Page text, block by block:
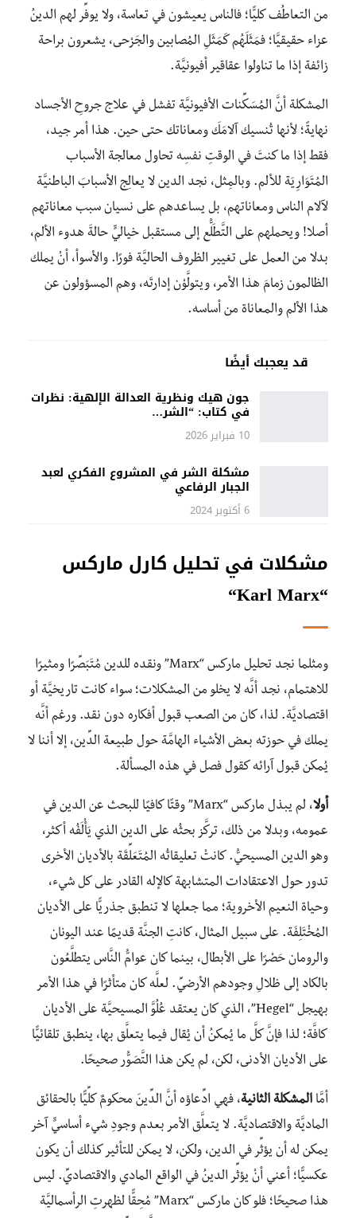
من التعاطُف كليًّا؛ فالناس يعيشون في تعاسة، ولا يوفِّر لهم الدينُ
عزاء حقيقيَّا؛ فمَثَلَهُم كَمَثَلِ المُصابين والجَرْحى، يشعرون براحة
زائفة إذا ما تناولوا عقاقير أفيونيَّة.
المشكلة أنَّ المُسَكِّنات الأفيونيَّة تفشل في علاج جروحِ الأجساد
نهايةً؛ لأنها تُنسيك آلامَكَ ومعاناتك حتى حين. هذا أمر جيد،
فقط إذا ما كنتَ في الوقتِ نفسِه تحاول معالجة الأسباب
المُتَوَارِيَة للألم. وبالمِثل، نجد الدين لا يعالِج الأسبابَ الباطنيَّة
لآلام الناس ومعاناتهم، بل يساعدهم على نسيان سبب معاناتهم
أصلا! ويحملهم على التَّطَلُّع إلى مستقبل خياليٍّ حالةَ هدوء الألم،
بدلا من العمل على تغيير الظروف الحاليَّة فورًا. والأسوأ، أنْ يملك
الظالمون زمامَ هذا الأمر، ويتولَّوْن إدارتَه، وهم المسؤولون عن
هذا الألم والمعاناة من أساسه.
قد يعجبك أيضًا
جون هيك ونظرية العدالة الإلهية: نظرات
في كتاب: “الشر…
10 فبراير 2026
مشكلة الشر في المشروع الفكري لعبد
الجبار الرفاعي
6 أكتوبر 2024
مشكلات في تحليل كارل ماركس
“
Karl Marx
“
ومثلما نجد تحليل ماركس “Marx” ونقده للدين مُتَبَصِّرًا ومثيرًا
للاهتمام، نجد أنَّه لا يخلو من المشكلات؛ سواء كانت تاريخيَّة أو
اقتصاديَّة. لذا، كان من الصعب قبول أفكاره دون نقد. ورغم أنَّه
يملك في حوزته بعض الأشياء الهامَّة حول طبيعة الدِّين، إلا أننا لا
يُمكن قبول آرائه كقول فصل في هذه المسألة.
أولا
، لم يبذل ماركس “Marx” وقتًا كافيًا للبحث عن الدين في
عمومه، وبدلا من ذلك، تركَّز بحثُه على الدين الذي يَأْلَفُه أكثر،
وهو الدين المسيحيُّ. كانتْ تعليقاتُه المُتَعَلِّقَة بالأديان الأخرى
تدور حول الاعتقادات المتشابهة كالإله القادر على كل شيء،
وحياة النعيم الأخروية؛ مما جعلها لا تنطبق جذريًّا على الأديان
المُخْتَلِفَة. على سبيل المثال، كانتِ الجنَّة قديمًا عند اليونان
والرومان حَصْرًا على الأبطال، بينما كان عوامُّ النَّاس يتطلَّعُون
بالكاد إلى ظلالِ وجودهم الأرضيِّ. لعلَّه كان متأثرًا في هذا الأمر
بهيجل “Hegel”، الذي كان يعتقد عُلُوَّ المسيحيَّة على الأديان
كافَّة؛ لذا فإنَّ كلَّ ما يُمكنُ أن يُقال فيما يتعلَّق بها، ينطبق تلقائيًّا
على الأديان الأدنى، لكن، لم يكن هذا التَّصَوُّر صحيحًا.
أمَّا المشكلة الثانية، فهي ادِّعاؤه أنَّ الدِّينَ محكومٌ كلِّيًّا بالحقائق
الماديَّة والاقتصاديَّة. لا يتعلَّق الأمر بعدم وجودِ شيء أساسيٍّ آخر
يمكن له أن يؤثِّر في الدين، ولكن، لا يمكن للتأثير كذلك أن يكون
عكسيًّا؛ أعني أنْ يؤثِّر الدينُ في الواقع المادي والاقتصاديِّ. ليس
هذا صحيحًا؛ فلو كان ماركس “Marx” مُحِقًّا لظهرتِ الرأسماليَّة